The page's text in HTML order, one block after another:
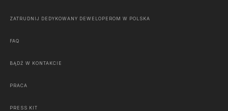
ZATRUDNIJ DEDYKOWANY DEWELOPEROM W POLSKA
FAQ
BĄDŹ W KONTAKCIE
PRACA
PRESS KIT